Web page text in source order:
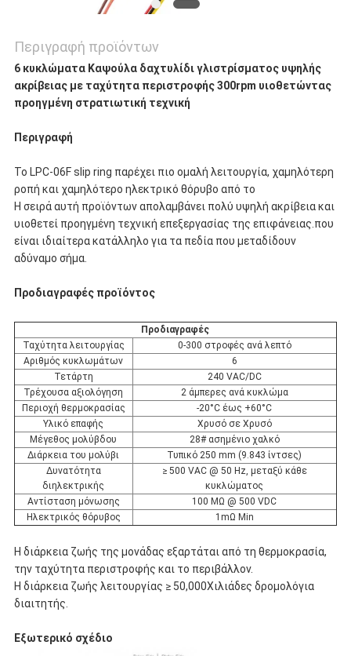
Περιγραφή προϊόντων
6 κυκλώματα Καψούλα δαχτυλίδι γλιστρίσματος υψηλής
ακρίβειας με ταχύτητα περιστροφής 300rpm υιοθετώντας
προηγμένη στρατιωτική τεχνική
Περιγραφή
Το LPC-06F slip ring παρέχει πιο ομαλή λειτουργία, χαμηλότερη
ροπή και χαμηλότερο ηλεκτρικό θόρυβο από το
Η σειρά αυτή προϊόντων απολαμβάνει πολύ υψηλή ακρίβεια και
υιοθετεί προηγμένη τεχνική επεξεργασίας της επιφάνειας.που
είναι ιδιαίτερα κατάλληλο για τα πεδία που μεταδίδουν
αδύναμο σήμα.
Προδιαγραφές προϊόντος
Προδιαγραφές
Ταχύτητα λειτουργίας
0-300 στροφές ανά λεπτό
Αριθμός κυκλωμάτων
6
Τετάρτη
240 VAC/DC
Τρέχουσα αξιολόγηση
2 άμπερες ανά κυκλώμα
Περιοχή θερμοκρασίας
-20°C έως +60°C
Υλικό επαφής
Χρυσό σε Χρυσό
Μέγεθος μολύβδου
28# ασημένιο χαλκό
Διάρκεια του μολύβι
Τυπικό 250 mm (9.843 ίντσες)
Δυνατότητα
διηλεκτρικής
≥ 500 VAC @ 50 Hz, μεταξύ κάθε
κυκλώματος
Αντίσταση μόνωσης
100 MΩ @ 500 VDC
Ηλεκτρικός θόρυβος
1mΩ Min
Η διάρκεια ζωής της μονάδας εξαρτάται από τη θερμοκρασία,
την ταχύτητα περιστροφής και το περιβάλλον.
Η διάρκεια ζωής λειτουργίας ≥ 50,000Χιλιάδες δρομολόγια
διαιτητής.
Εξωτερικό σχέδιο